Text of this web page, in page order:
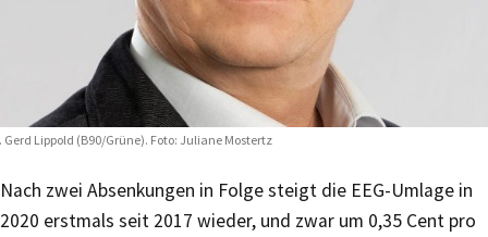
Gerd Lippold (B90/Grüne). Foto: Juliane Mostertz
Nach zwei Absenkungen in Folge steigt die EEG-Umlage in
2020 erstmals seit 2017 wieder, und zwar um 0,35 Cent pro